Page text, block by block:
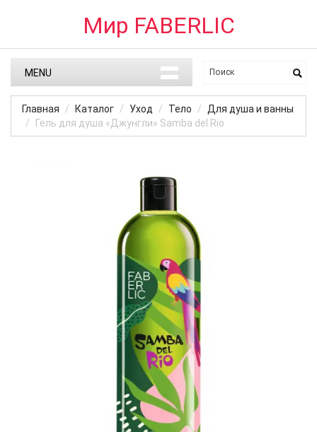
Мир FABERLIC
MENU
Главная Каталог Уход Тело
Для душа и ванны
Гель для душа «Джунгли» Samba del Rio